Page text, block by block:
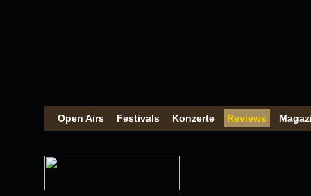
Open Airs Festivals Konzerte Reviews